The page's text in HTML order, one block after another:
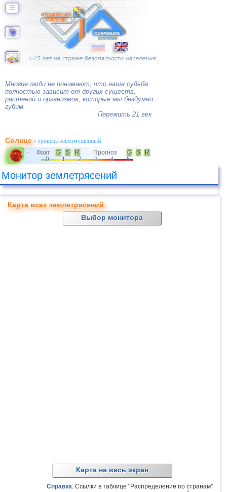
☰
Многие люди не понимают, что наша судьба
полностью зависит от других существ,
растений и организмов, которые мы бездумно
губим.
Пережить 21 век
Солнце- уровень невозмущенный
- Факт G S R Прогноз G S
R
0
1 2 3 4 5
Монитор землетрясений
Карта всех землетрясений
Выбор монитора
Карта на весь экран
Справка: Ссылки в таблице "Распределение по странам"